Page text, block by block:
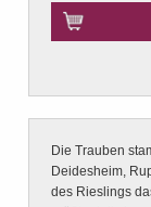
Die Trauben
Deidesheim,
des Rieslings